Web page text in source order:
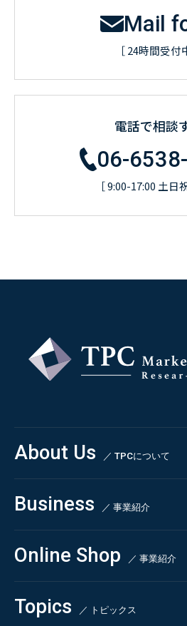
Mail
［ 24時間受付
電話で相談
06-
［ 9:00-17:00 土日
About Us ／ TPCについて
私たちの強み
会社概要・沿革
CSR
Business ／ 事業紹介
コンサルティング
依頼・受託調査
- 市場調査
- 競合調査
- アンケート調査
Online Shop ／ 事業紹介
Beauty & Cosmetics
Health & Food
Topics ／ トピックス